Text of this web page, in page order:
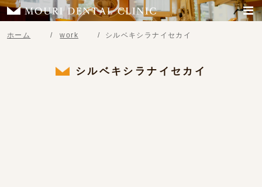
ホーム work シルベキシラナイセカイ
シルベキシラナイセカイ